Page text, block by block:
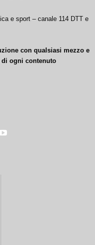
e sport – canale 114 DTT e
con qualsiasi mezzo e
di ogni contenuto